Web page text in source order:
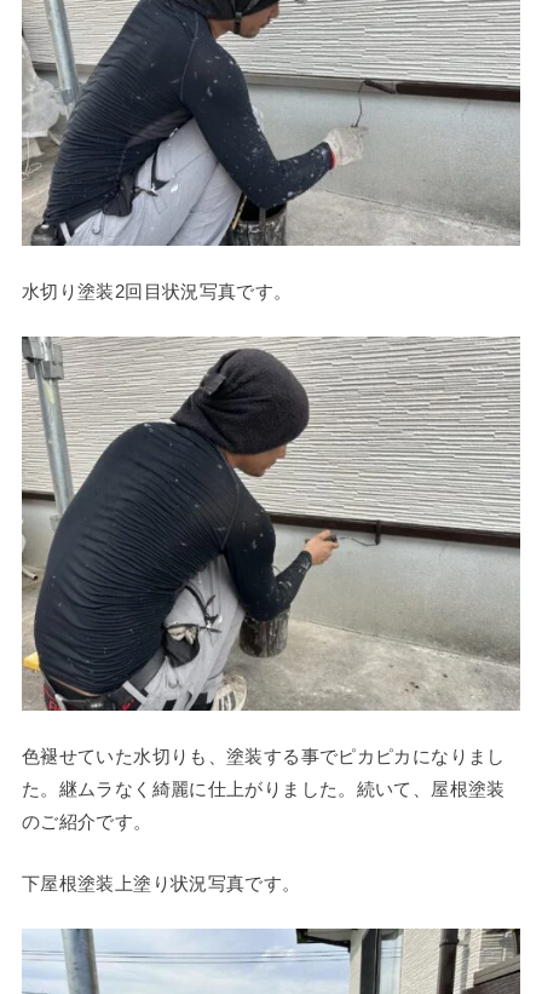
水切り塗装2回目状況写真です。
色褪せていた水切りも、塗装する事でピカピカになりまし
た。継ムラなく綺麗に仕上がりました。続いて、屋根塗装
のご紹介です。
下屋根塗装上塗り状況写真です。